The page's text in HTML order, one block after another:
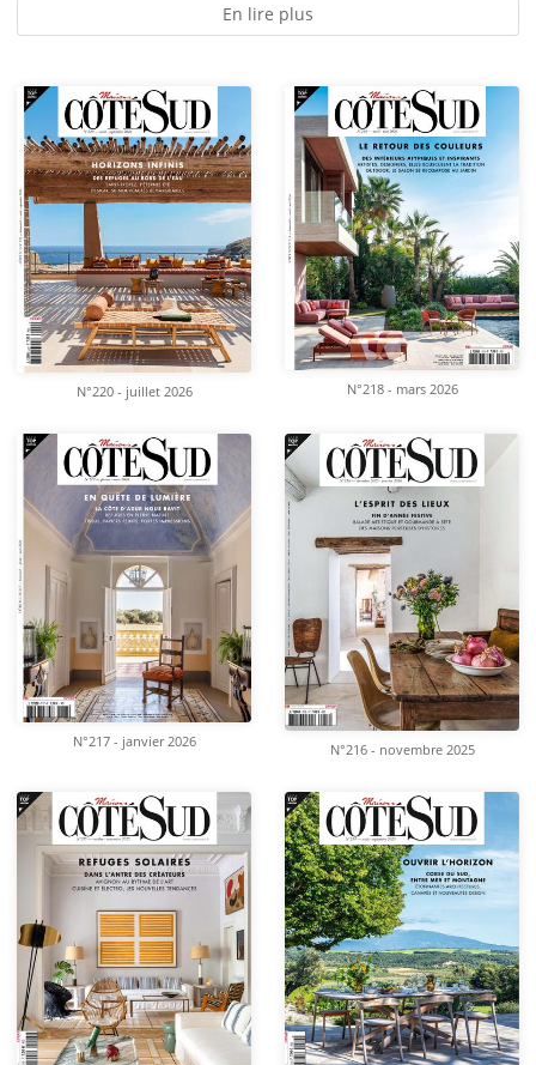
En lire plus
N°220 - juillet 2026 N°218 - mars 2026
N°217 - janvier 2026 N°216 - novembre 2025